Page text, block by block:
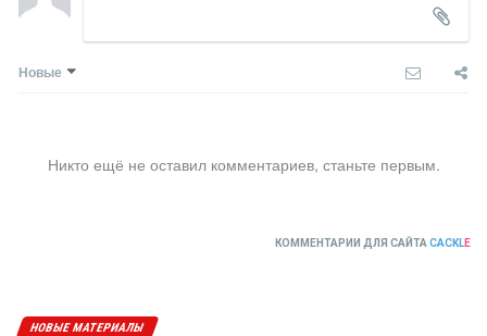
Новые
Никто ещё не оставил комментариев, станьте первым.
КОММЕНТАРИИ ДЛЯ САЙТА CACKLE
НОВЫЕ МАТЕРИАЛЫ